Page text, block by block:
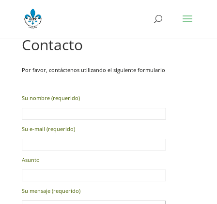
Contacto
Por favor, contáctenos utilizando el siguiente formulario
Su nombre (requerido)
Su e-mail (requerido)
Asunto
Su mensaje (requerido)